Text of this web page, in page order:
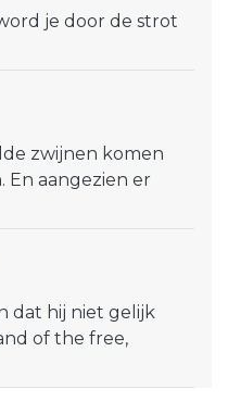
je door de strot
zwijnen komen
En aangezien er
dat hij niet gelijk
of the free,